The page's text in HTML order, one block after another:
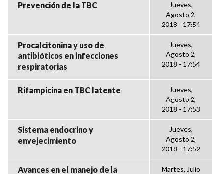
Prevención de la TBC
Jueves,
Agosto 2,
2018 - 17:54
Procalcitonina y uso de
antibióticos en infecciones
respiratorias
Jueves,
Agosto 2,
2018 - 17:54
Rifampicina en TBC latente
Jueves,
Agosto 2,
2018 - 17:53
Sistema endocrino y
envejecimiento
Jueves,
Agosto 2,
2018 - 17:52
Avances en el manejo de la
Martes, Julio